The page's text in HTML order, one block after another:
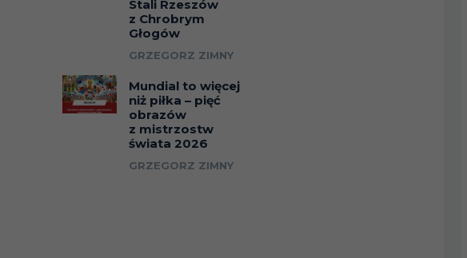
Stali Rzeszów
z Chrobrym
Głogów
GRZEGORZ ZIMNY
Mundial to więcej
niż piłka – pięć
obrazów
z mistrzostw
świata 2026
GRZEGORZ ZIMNY